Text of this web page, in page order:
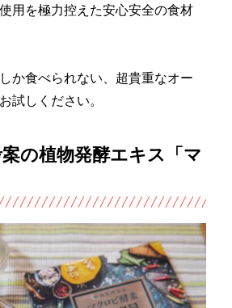
用を極力控えた安心安全の食材
か食べられない、超貴重なオー
試しください。
の植物発酵エキス「マ